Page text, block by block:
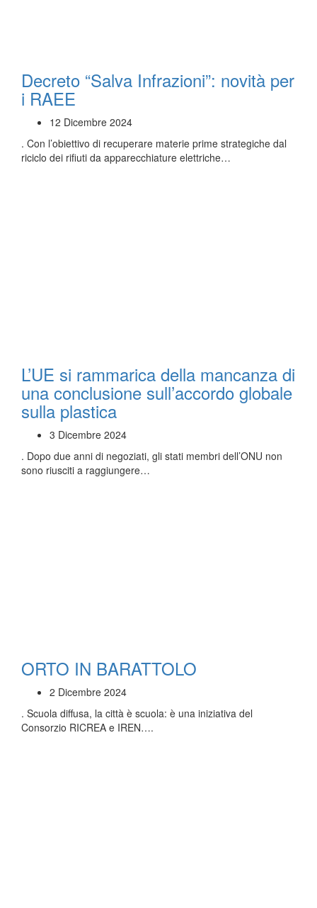
Decreto “Salva Infrazioni”: novità per
i RAEE
12 Dicembre 2024
. Con l’obiettivo di recuperare materie prime strategiche dal
riciclo dei rifiuti da apparecchiature elettriche…
L’UE si rammarica della mancanza di
una conclusione sull’accordo globale
sulla plastica
3 Dicembre 2024
. Dopo due anni di negoziati, gli stati membri dell’ONU non
sono riusciti a raggiungere…
ORTO IN BARATTOLO
2 Dicembre 2024
. Scuola diffusa, la città è scuola: è una iniziativa del
Consorzio RICREA e IREN….